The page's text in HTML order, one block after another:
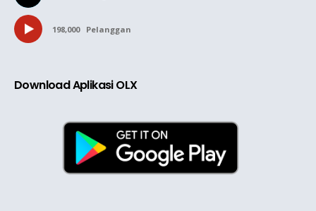
198,000 Pelanggan
Download Aplikasi OLX